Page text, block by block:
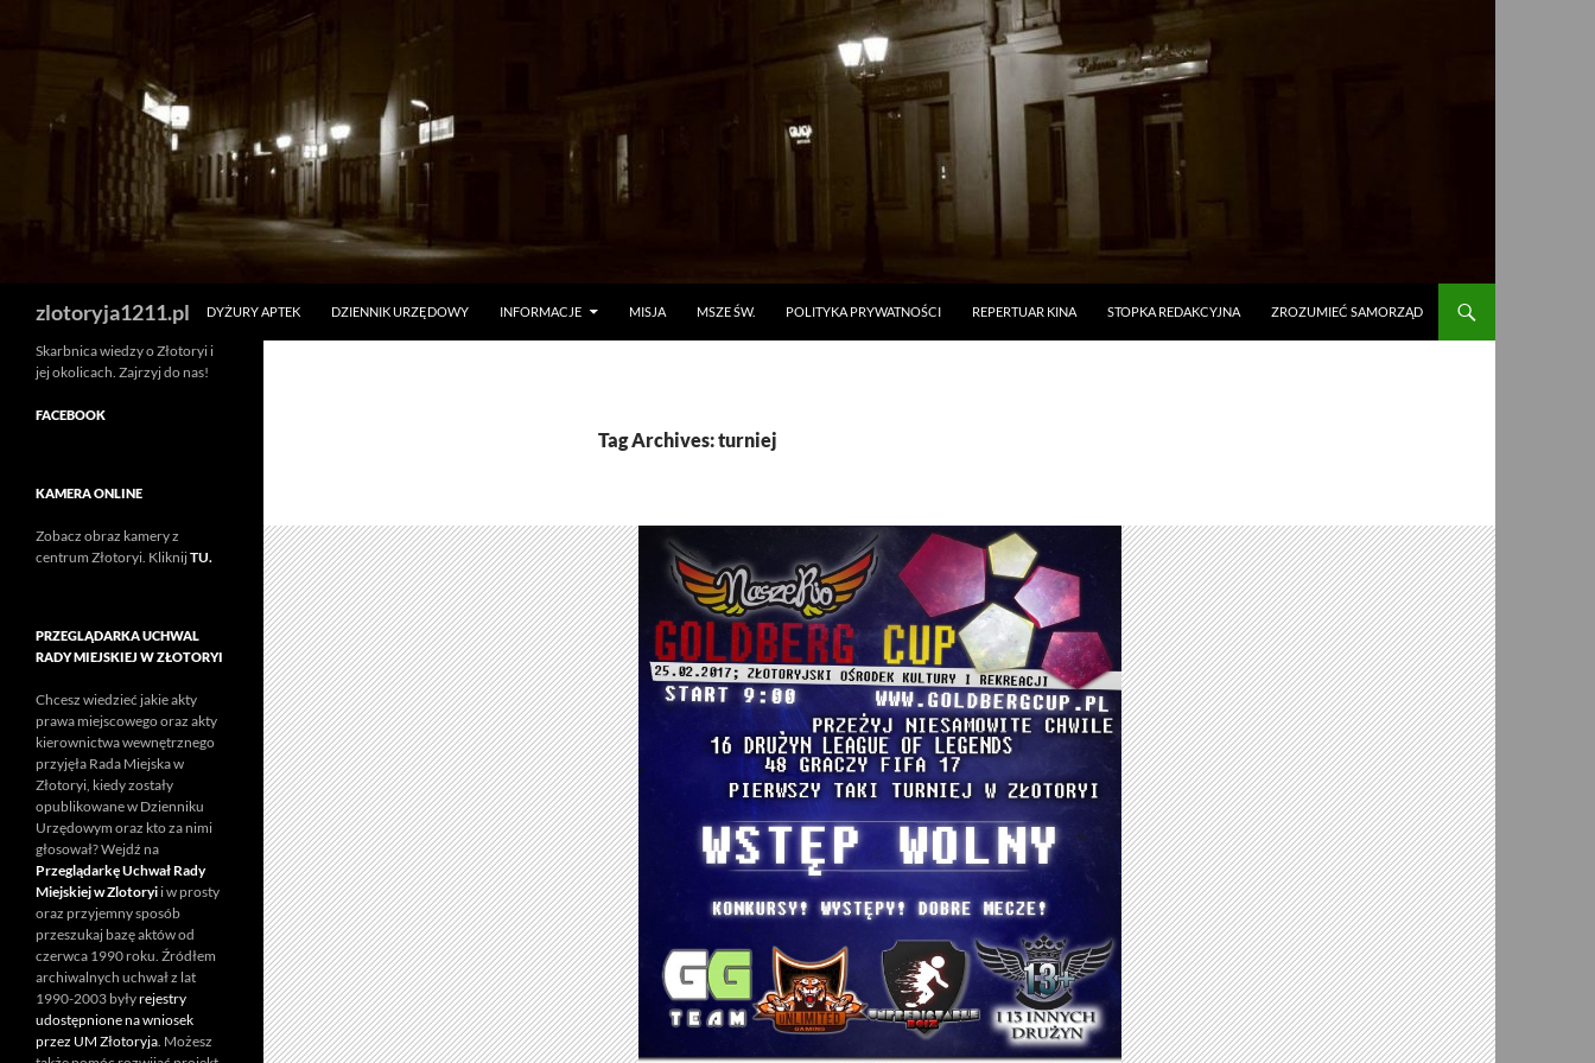
zlotoryja1211.pl DYŻURY APTEK DZIENNIK URZĘDOWY INFORMACJE MISJA MSZE ŚW. POLITYKA PRYWATNOŚCI REPERTUAR KINA STOPKA REDAKCYJNA ZROZUMIEĆ SAMORZĄD
Tag Archives: turniej
Skarbnica wiedzy o Złotoryi i
jej okolicach. Zajrzyj do nas!
FACEBOOK
KAMERA ONLINE
Zobacz obraz kamery z
centrum Złotoryi. KliknijTU.
PRZEGLĄDARKA UCHWAL
RADY MIEJSKIEJ W ZŁOTORYI
Chcesz wiedzieć jakie akty
prawa miejscowego oraz akty
kierownictwa wewnętrznego
przyjęła Rada Miejska w
Złotoryi, kiedy zostały
opublikowane w Dzienniku
Urzędowym oraz kto za nimi
głosował? Wejdź na
Przeglądarkę Uchwał Rady
Miejskiej w Zlotoryi i w prosty
oraz przyjemny sposób
przeszukaj bazę aktów od
czerwca 1990 roku. Źródłem
archiwalnych uchwał z lat
1990-2003 byłyrejestry
udostępnione na wniosek
przez UM Złotoryja. Możesz